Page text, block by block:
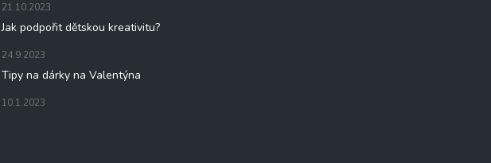
21.10.2023
Jak podpořit dětskou kreativitu?
24.9.2023
Tipy na dárky na Valentýna
10.1.2023